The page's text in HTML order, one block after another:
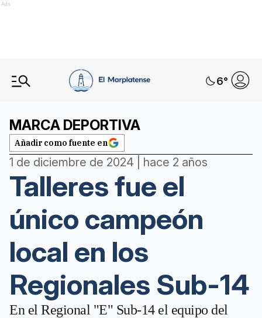
Ads
6°
MARCA DEPORTIVA
Añadir como fuente en
1 de diciembre de 2024 | hace 2 años
Talleres fue el
único campeón
local en los
Regionales Sub-14
En el Regional "E" Sub-14 el equipo del